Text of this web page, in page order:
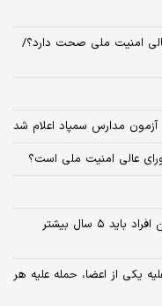
امنیت ملی صحت دارد؟/
مدارس سمپاد اعلام شد
‌عالی امنیت ملی است؟
جزئیات صدور احکام بازنشستگی اعلام شد/ این افراد باید ۵ سال بیشتر
یکی از اعضا، حمله علیه هر